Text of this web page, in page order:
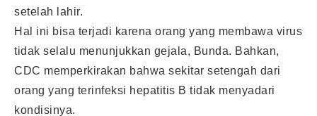
setelah lahir.
Hal ini bisa terjadi karena orang yang membawa virus
tidak selalu menunjukkan gejala, Bunda. Bahkan,
CDC memperkirakan bahwa sekitar setengah dari
orang yang terinfeksi hepatitis B tidak menyadari
kondisinya.